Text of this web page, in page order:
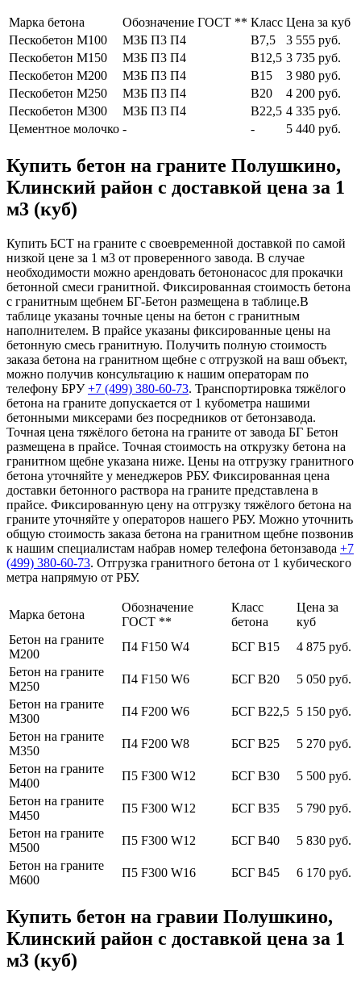
Марка бетона Обозначение ГОСТ ** Класс Цена за куб
Пескобетон М100
МЗБ П3 П4 В7,5
3 555 руб.
Пескобетон М150
МЗБ П3 П4 В12,5 3 735 руб.
Пескобетон М200
МЗБ П3 П4 В15
3 980 руб.
Пескобетон М250
МЗБ П3 П4 В20
4 200 руб.
Пескобетон М300
МЗБ П3 П4 В22,5 4 335 руб.
Цементное молочко - - 5 440 руб.
Купить бетон на граните Полушкино,
Клинский район с доставкой цена за 1
м3 (куб)
Купить БСТ на граните с своевременной доставкой по самой
низкой цене за 1 м3 от проверенного завода. В случае
необходимости можно арендовать бетононасос для прокачки
бетонной смеси гранитной. Фиксированная стоимость бетона
с гранитным щебнем БГ-Бетон размещена в таблице.В
таблице указаны точные цены на бетон с гранитным
наполнителем. В прайсе указаны фиксированные цены на
бетонную смесь гранитную. Получить полную стоимость
заказа бетона на гранитном щебне с отгрузкой на ваш объект,
можно получив консультацию к нашим операторам по
телефону БРУ+7 (499) 380-60-73. Транспортировка тяжёлого
бетона на граните допускается от 1 кубометра нашими
бетонными миксерами без посредников от бетонзавода.
Точная цена тяжёлого бетона на граните от завода БГ Бетон
размещена в прайсе. Точная стоимость на открузку бетона на
гранитном щебне указана ниже. Цены на отгрузку гранитного
бетона уточняйте у менеджеров РБУ. Фиксированная цена
доставки бетонного раствора на граните представлена в
прайсе. Фиксированную цену на отгрузку тяжёлого бетона на
граните уточняйте у операторов нашего РБУ. Можно уточнить
общую стоимость заказа бетона на гранитном щебне позвонив
к нашим специалистам набрав номер телефона бетонзавода +7
(499) 380-60-73. Отгрузка гранитного бетона от 1 кубического
метра напрямую от РБУ.
Марка бетона
Обозначение
ГОСТ **
Класс
бетона
Цена за
куб
Бетон на граните
М200
П4 F150 W4 БСГ В15
4 875 руб.
Бетон на граните
М250
П4 F150 W6 БСГ В20
5 050 руб.
Бетон на граните
М300
П4 F200 W6 БСГ В22,5 5 150 руб.
Бетон на граните
М350
П4 F200 W8 БСГ В25
5 270 руб.
Бетон на граните
М400
П5 F300 W12 БСГ В30
5 500 руб.
Бетон на граните
М450
П5 F300 W12 БСГ В35
5 790 руб.
Бетон на граните
М500
П5 F300 W12 БСГ В40
5 830 руб.
Бетон на граните
М600
П5 F300 W16 БСГ В45 6 170 руб.
Купить бетон на гравии Полушкино,
Клинский район с доставкой цена за 1
м3 (куб)